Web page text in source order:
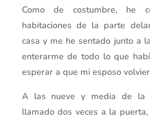
Como de costumbre, he
habitaciones de la parte
casa y me he sentado junto a
enterarme de todo lo que
esperar a que mi esposo
A las nueve y media de la
llamado dos veces a la